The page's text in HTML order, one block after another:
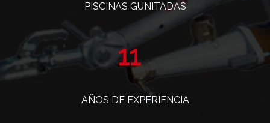
PISCINAS GUNITADAS
14
AÑOS DE EXPERIENCIA